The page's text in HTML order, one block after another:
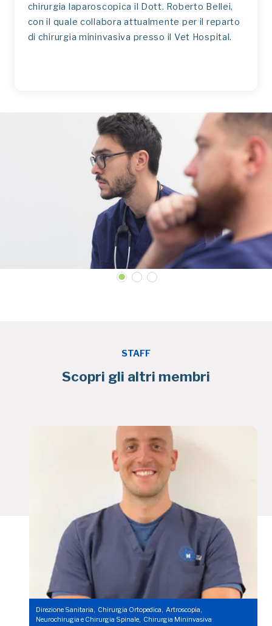
chirurgia laparoscopica il Dott. Roberto Bellei,
con il quale collabora attualmente per il reparto
di chirurgia mininvasiva presso il Vet Hospital.
STAFF
Scopri gli altri membri
Direzione Sanitaria Chirurgia Ortopedica Artroscopia
Neurochirugia e Chirurgia Spinale, Chirurgia Mininvasiva